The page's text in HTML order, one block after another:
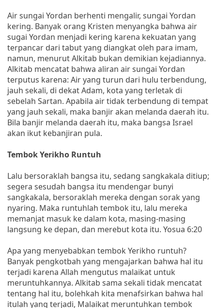
Air sungai Yordan berhenti mengalir, sungai Yordan
kering. Banyak orang Kristen menyangka bahwa air
sugai Yordan menjadi kering karena kekuatan yang
terpancar dari tabut yang diangkat oleh para imam,
namun, menurut Alkitab bukan demikian kejadiannya.
Alkitab mencatat bahwa aliran air sungai Yordan
terputus karena: Air yang turun dari hulu terbendung,
jauh sekali, di dekat Adam, kota yang terletak di
sebelah Sartan. Apabila air tidak terbendung di tempat
yang jauh sekali, maka banjir akan melanda daerah itu.
Bila banjir melanda daerah itu, maka bangsa Israel
akan ikut kebanjiran pula.
Tembok Yerikho Runtuh
Lalu bersoraklah bangsa itu, sedang sangkakala ditiup;
segera sesudah bangsa itu mendengar bunyi
sangkakala, bersoraklah mereka dengan sorak yang
nyaring. Maka runtuhlah tembok itu, lalu mereka
memanjat masuk ke dalam kota, masing-masing
langsung ke depan, dan merebut kota itu. Yosua 6:20
Apa yang menyebabkan tembok Yerikho runtuh?
Banyak pengkotbah yang mengajarkan bahwa hal itu
terjadi karena Allah mengutus malaikat untuk
meruntuhkannya. Alkitab sama sekali tidak mencatat
tentang hal itu, bolehkah kita menafsirkan bahwa hal
itulah yang terjadi, Malaikat meruntuhkan tembok